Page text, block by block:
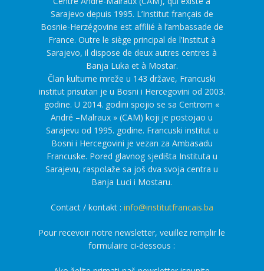
Sarajevo depuis 1995. L’Institut français de
Bosnie-Herzégovine est affilié à l’ambassade de
France. Outre le siège principal de l’Institut à
Sarajevo, il dispose de deux autres centres à
Banja Luka et à Mostar.
Član kulturne mreže u 143 države, Francuski
institut prisutan je u Bosni i Hercegovini od 2003.
godine. U 2014. godini spojio se sa Centrom «
André –Malraux » (CAM) koji je postojao u
Sarajevu od 1995. godine. Francuski institut u
Bosni i Hercegovini je vezan za Ambasadu
Francuske. Pored glavnog sjedišta Instituta u
Sarajevu, raspolaže sa još dva svoja centra u
Banja Luci i Mostaru.
Contact / kontakt : info@institutfrancais.ba
Pour recevoir notre newsletter, veuillez remplir le
formulaire ci-dessous :